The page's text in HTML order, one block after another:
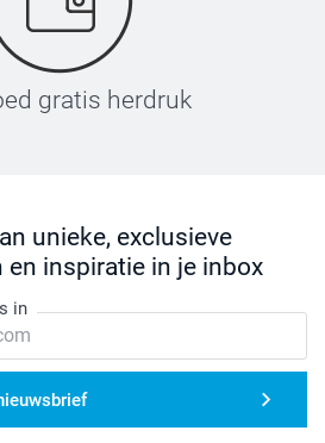
gratis herdruk
unieke, exclusieve
en inspiratie in je inbox
in